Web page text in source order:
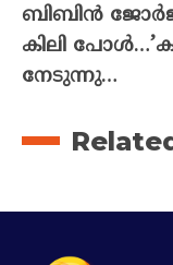
ബിബിൻ
കിലി
നേടുന്നു…